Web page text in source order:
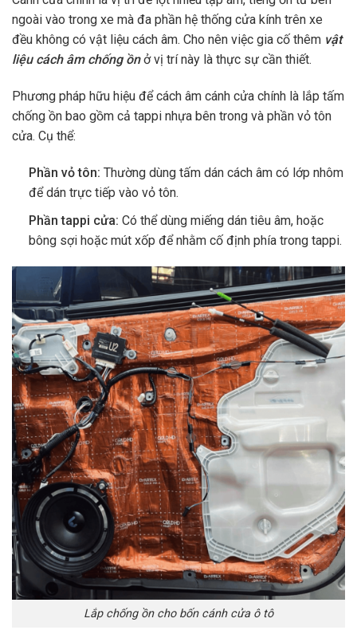
ngoài vào trong xe mà đa phần hệ thống cửa kính trên xe
đều không có vật liệu cách âm. Cho nên việc gia cố thêm vật
liệu cách âm chống ồnở vị trí này là thực sự cần thiết.
Phương pháp hữu hiệu để cách âm cánh cửa chính là lắp tấm
chống ồn bao gồm cả tappi nhựa bên trong và phần vỏ tôn
cửa. Cụ thể:
Phần vỏ tôn: Thường dùng tấm dán cách âm có lớp nhôm
để dán trực tiếp vào vỏ tôn.
Phần tappi cửa: Có thể dùng miếng dán tiêu âm, hoặc
bông sợi hoặc mút xốp để nhằm cố định phía trong tappi.
Lắp chống ồn cho bốn cánh cửa ô tô